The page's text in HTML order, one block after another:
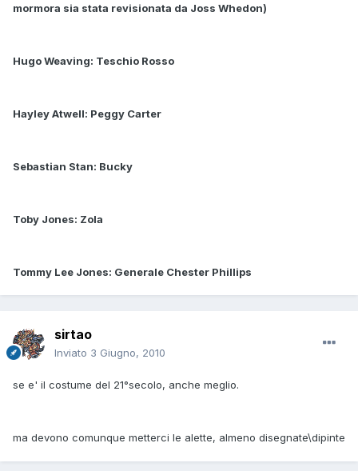
mormora sia stata revisionata da Joss Whedon)
Hugo Weaving: Teschio Rosso
Hayley Atwell: Peggy Carter
Sebastian Stan: Bucky
Toby Jones: Zola
Tommy Lee Jones: Generale Chester Phillips
sirtao
Inviato 3 Giugno, 2010
se e' il costume del 21°secolo, anche meglio.
ma devono comunque metterci le alette, almeno disegnate\dipinte